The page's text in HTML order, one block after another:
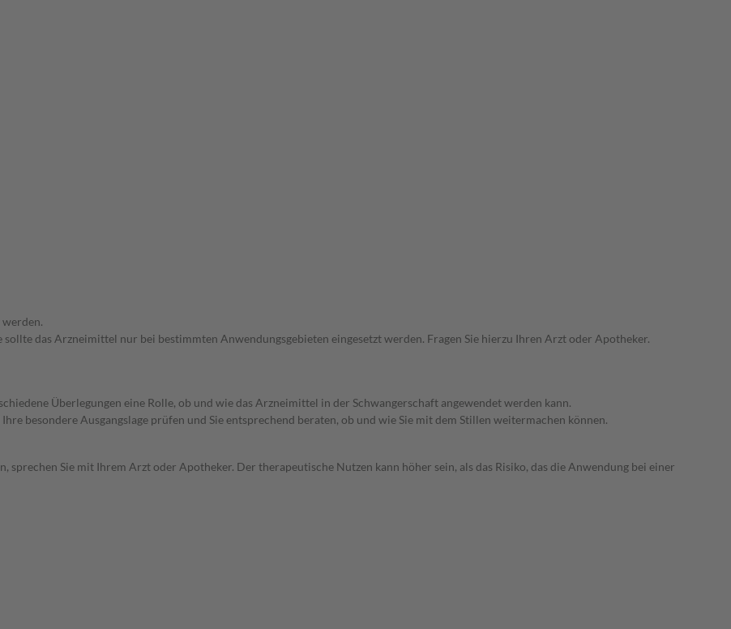
das Arzneimittel nur bei bestimmten Anwendungsgebieten eingesetzt werden. Fragen Sie hierzu Ihren Arzt oder Apotheker.
Überlegungen eine Rolle, ob und wie das Arzneimittel in der Schwangerschaft angewendet werden kann.
besondere Ausgangslage prüfen und Sie entsprechend beraten, ob und wie Sie mit dem Stillen weitermachen können.
Sie mit Ihrem Arzt oder Apotheker. Der therapeutische Nutzen kann höher sein, als das Risiko, das die Anwendung bei einer